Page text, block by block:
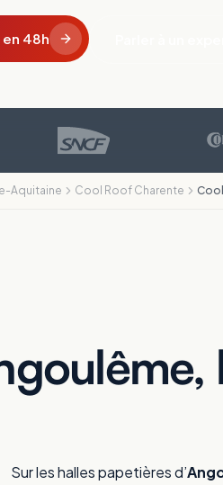
48h
Aquitaine Cool Roof Charente
Sur les halles papetières d’